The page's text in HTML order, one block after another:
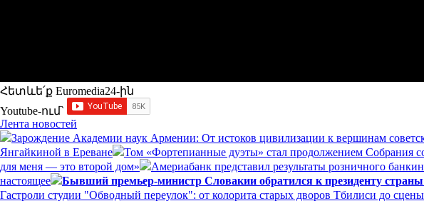
Հետևե՛ք Euromedia24-ին
Youtube-ում`
Лента новостей
Зарождение Академии наук Армении: От истоков цивилизации к вершинам
Янгайкиной в Ереване
Том «Фортепианные дуэты» стал продолжением Собрания
для меня — это второй дом»
Америабанк представил результаты розничного
настоящее
Бывший премьер-министр Словакии обратился к президенту
Гастроли студии "Обводный переулок": от колорита старых дворов Тбилиси до